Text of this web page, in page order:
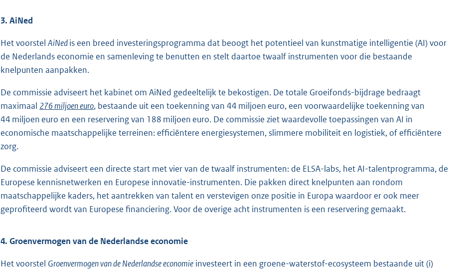
3. AiNed
Het voorstel AiNedis een breed investeringsprogramma dat beoogt het potentieel van kunstmatige intelligentie (AI) voor
de Nederlands economie en samenleving te benutten en stelt daartoe twaalf instrumenten voor die bestaande
knelpunten aanpakken.
De commissie adviseert het kabinet om AiNed gedeeltelijk te bekostigen. De totale Groeifonds-bijdrage bedraagt
maximaal 276 miljoen euro, bestaande uit een toekenning van 44 miljoen euro, een voorwaardelijke toekenning van
44 miljoen euro en een reservering van 188 miljoen euro. De commissie ziet waardevolle toepassingen van AI in
economische maatschappelijke terreinen: efficiëntere energiesystemen, slimmere mobiliteit en logistiek, of efficiëntere
zorg.
De commissie adviseert een directe start met vier van de twaalf instrumenten: de ELSA-labs, het AI-talentprogramma, de
Europese kennisnetwerken en Europese innovatie-instrumenten. Die pakken direct knelpunten aan rondom
maatschappelijke kaders, het aantrekken van talent en verstevigen onze positie in Europa waardoor er ook meer
geprofiteerd wordt van Europese financiering. Voor de overige acht instrumenten is een reservering gemaakt.
4. Groenvermogen van de Nederlandse economie
Het voorstel Groenvermogen van de Nederlandse economie investeert in een groene-waterstof-ecosysteem bestaande uit (i)